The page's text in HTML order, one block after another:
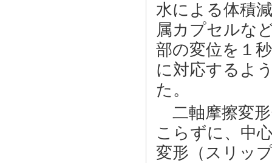
水による体積
属カプセルな
部の変位を１
に対応するよ
た。
二軸摩擦変形
こらずに、中
変形（スリッ